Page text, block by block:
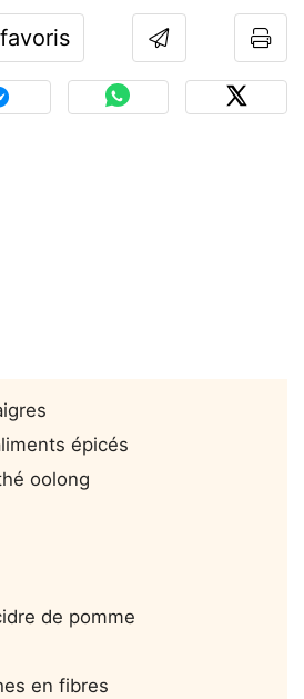
épicés
oolong
de pomme
en fibres